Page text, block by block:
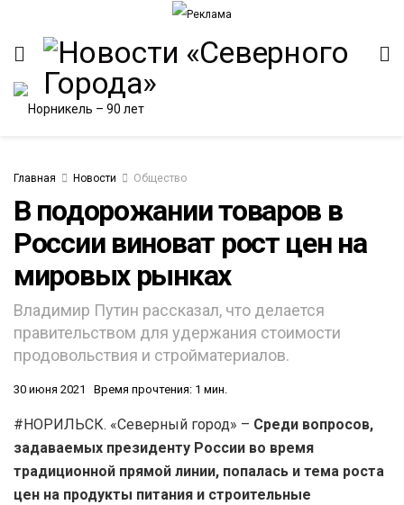
Главная Новости Общество
В подорожании товаров в
России виноват рост цен на
мировых рынках
Владимир Путин рассказал, что делается
правительством для удержания стоимости
продовольствия и стройматериалов.
30 июня 2021 Время прочтения: 1 мин.
#НОРИЛЬСК. «Северный город» – Среди вопросов,
задаваемых президенту России во время
традиционной прямой линии, попалась и тема роста
цен на продукты питания и строительные